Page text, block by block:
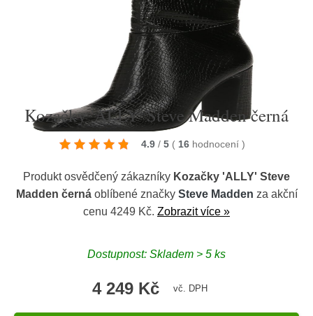
Kozačky 'ALLY' Steve Madden černá
4.9 / 5 ( 16 hodnocení )
Produkt osvědčený zákazníky Kozačky 'ALLY' Steve
Madden černáoblíbené značky Steve Madden za akční
cenu 4249 Kč. Zobrazit více »
Dostupnost: Skladem > 5 ks
4 249 Kč vč. DPH